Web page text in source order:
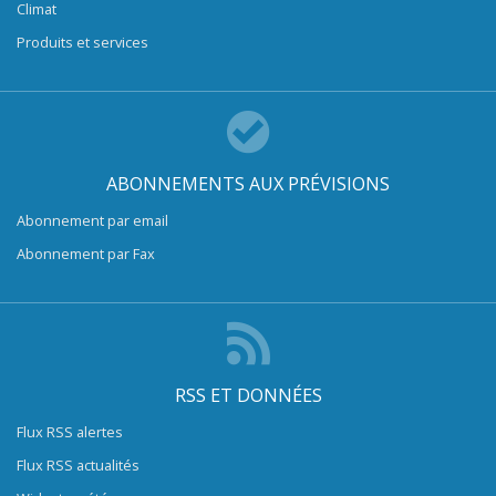
Climat
Produits et services
ABONNEMENTS AUX PRÉVISIONS
Abonnement par email
Abonnement par Fax
RSS ET DONNÉES
Flux RSS alertes
Flux RSS actualités